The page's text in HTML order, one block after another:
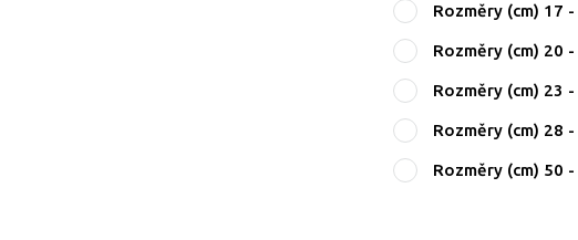
Rozměry (cm) 17 -
Rozměry (cm) 20 -
Rozměry (cm) 23 -
Rozměry (cm) 28 -
Rozměry (cm) 50 -